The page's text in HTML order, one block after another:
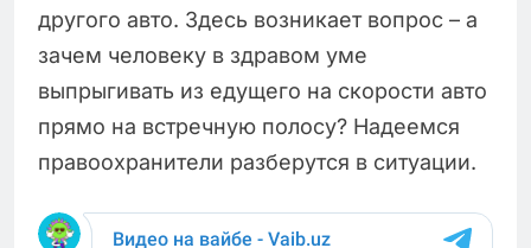
другого авто. Здесь возникает вопрос – а
зачем человеку в здравом уме
выпрыгивать из едущего на скорости авто
прямо на встречную полосу? Надеемся
правоохранители разберутся в ситуации.